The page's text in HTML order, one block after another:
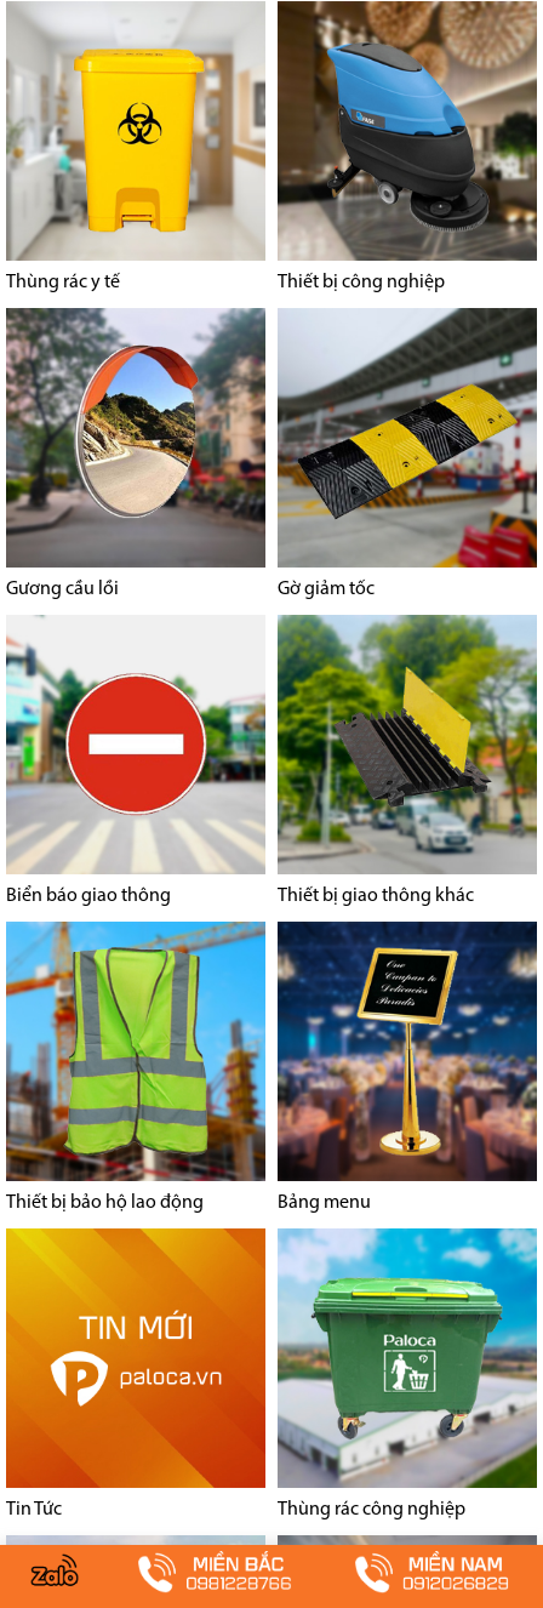
Thùng rác y tế Thiết bị công nghiệp
Gương cầu lồi Gờ giảm tốc
Biển báo giao thông Thiết bị giao thông khác
Thiết bị bảo hộ lao động Bảng menu
Tin Tức Thùng rác công nghiệp